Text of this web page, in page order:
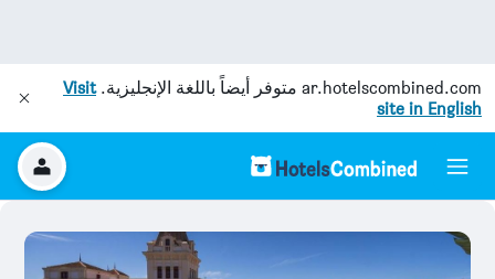
ar.hotelscombined.com متوفر أيضاً باللغة الإنجليزية.Visit
site in English